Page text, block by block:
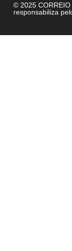
© 2025 CORREIO
responsabiliza